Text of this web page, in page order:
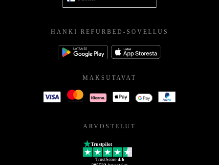
HANKI REFURBED-SOVELLUS
MAKSUTAVAT
ARVOSTELUT
Trustpilot
TrustScore 4.6